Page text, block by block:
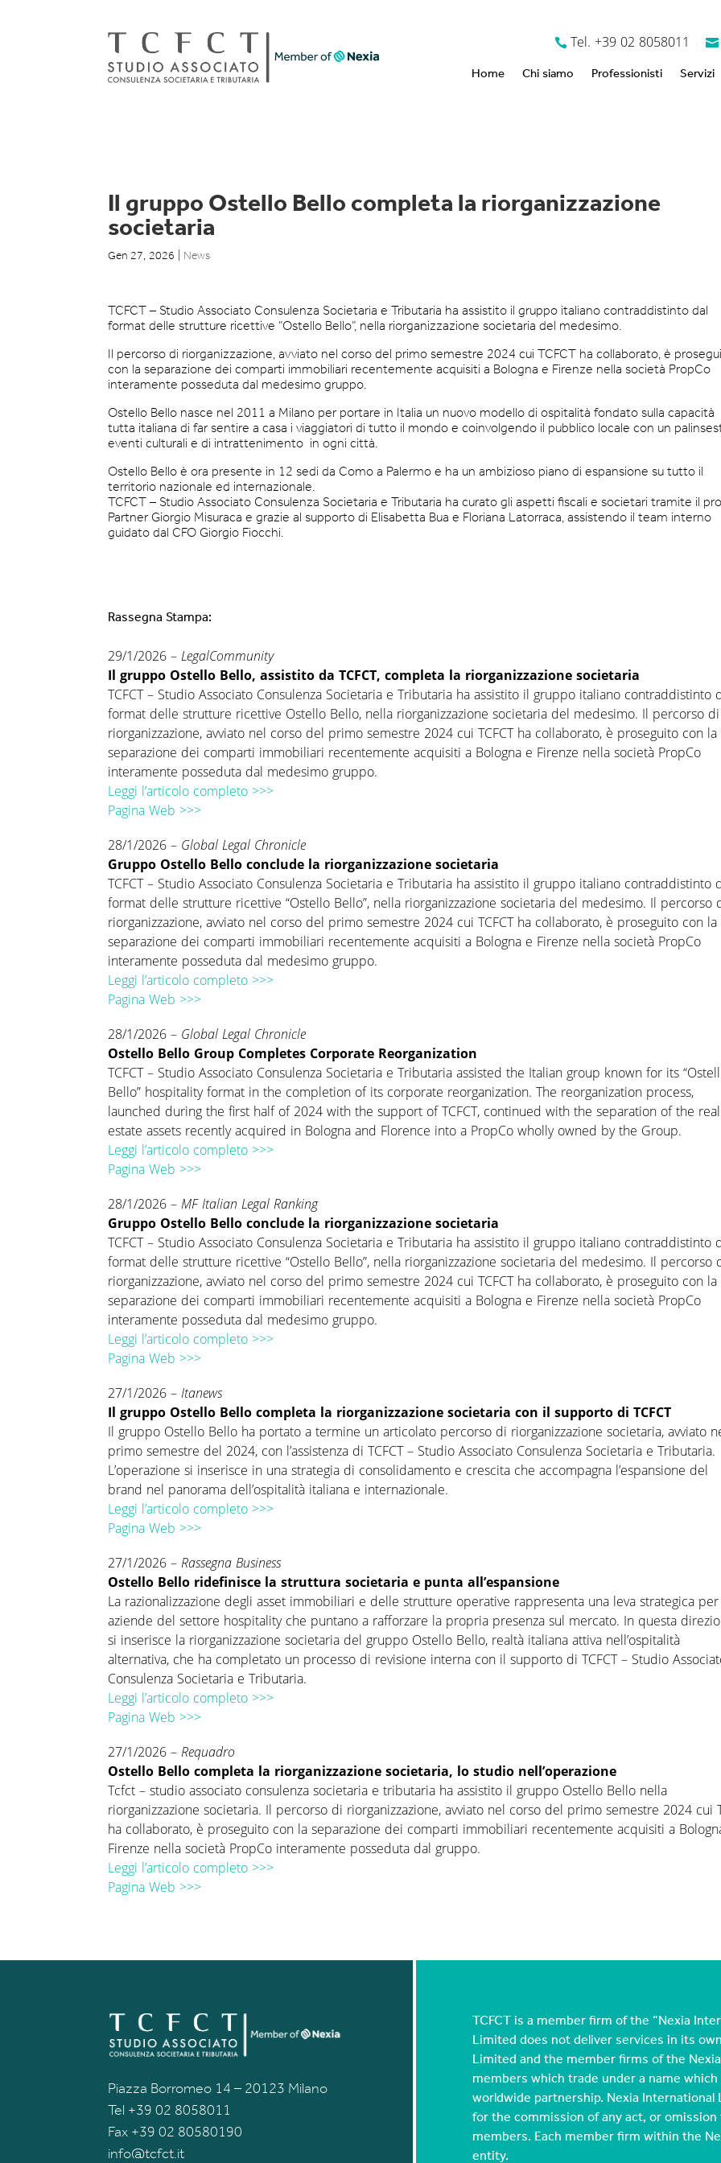
Tel. +39 02 8058011
Home Chi siamo Professionisti Servizi
Il gruppo Ostello Bello completa la riorganizzazione
societaria
Gen 27, 2026 News
TCFCT – Studio Associato Consulenza Societaria e Tributaria ha assistito il gruppo italiano contraddistinto dal
format delle strutture ricettive “Ostello Bello”, nella riorganizzazione societaria del medesimo.
Il percorso di riorganizzazione, avviato nel corso del primo semestre 2024 cui TCFCT ha collaborato, è
con la separazione dei comparti immobiliari recentemente acquisiti a Bologna e Firenze nella società PropCo
interamente posseduta dal medesimo gruppo.
Ostello Bello nasce nel 2011 a Milano per portare in Italia un nuovo modello di ospitalità fondato sulla capacità
tutta italiana di far sentire a casa i viaggiatori di tutto il mondo e coinvolgendo il pubblico locale con un
eventi culturali e di intrattenimento in ogni città.
Ostello Bello è ora presente in 12 sedi da Como a Palermo e ha un ambizioso piano di espansione su tutto il
territorio nazionale ed internazionale.
TCFCT – Studio Associato Consulenza Societaria e Tributaria ha curato gli aspetti fiscali e societari tramite il
Partner Giorgio Misuraca e grazie al supporto di Elisabetta Bua e Floriana Latorraca, assistendo il team interno
guidato dal CFO Giorgio Fiocchi.
Rassegna Stampa:
29/1/2026 –LegalCommunity
Il gruppo Ostello Bello, assistito da TCFCT, completa la riorganizzazione societaria
TCFCT – Studio Associato Consulenza Societaria e Tributaria ha assistito il gruppo italiano contraddistinto
format delle strutture ricettive Ostello Bello, nella riorganizzazione societaria del medesimo. Il percorso di
riorganizzazione, avviato nel corso del primo semestre 2024 cui TCFCT ha collaborato, è proseguito con la
separazione dei comparti immobiliari recentemente acquisiti a Bologna e Firenze nella società PropCo
interamente posseduta dal medesimo gruppo.
Leggi l’articolo completo >>>
Pagina Web >>>
28/1/2026 – Global Legal Chronicle
Gruppo Ostello Bello conclude la riorganizzazione societaria
TCFCT – Studio Associato Consulenza Societaria e Tributaria ha assistito il gruppo italiano contraddistinto
format delle strutture ricettive “Ostello Bello”, nella riorganizzazione societaria del medesimo. Il percorso
riorganizzazione, avviato nel corso del primo semestre 2024 cui TCFCT ha collaborato, è proseguito con la
separazione dei comparti immobiliari recentemente acquisiti a Bologna e Firenze nella società PropCo
interamente posseduta dal medesimo gruppo.
Leggi l’articolo completo >>>
Pagina Web >>>
28/1/2026 – Global Legal Chronicle
Ostello Bello Group Completes Corporate Reorganization
TCFCT – Studio Associato Consulenza Societaria e Tributaria assisted the Italian group known for its
Bello” hospitality format in the completion of its corporate reorganization. The reorganization process,
launched during the first half of 2024 with the support of TCFCT, continued with the separation of the real
estate assets recently acquired in Bologna and Florence into a PropCo wholly owned by the Group.
Leggi l’articolo completo >>>
Pagina Web >>>
28/1/2026 – MF Italian Legal Ranking
Gruppo Ostello Bello conclude la riorganizzazione societaria
TCFCT – Studio Associato Consulenza Societaria e Tributaria ha assistito il gruppo italiano contraddistinto
format delle strutture ricettive “Ostello Bello”, nella riorganizzazione societaria del medesimo. Il percorso
riorganizzazione, avviato nel corso del primo semestre 2024 cui TCFCT ha collaborato, è proseguito con la
separazione dei comparti immobiliari recentemente acquisiti a Bologna e Firenze nella società PropCo
interamente posseduta dal medesimo gruppo.
Leggi l’articolo completo >>>
Pagina Web >>>
27/1/2026 –Itanews
Il gruppo Ostello Bello completa la riorganizzazione societaria con il supporto di TCFCT
Il gruppo Ostello Bello ha portato a termine un articolato percorso di riorganizzazione societaria, avviato
primo semestre del 2024, con l’assistenza di TCFCT – Studio Associato Consulenza Societaria e Tributaria.
L’operazione si inserisce in una strategia di consolidamento e crescita che accompagna l’espansione del
brand nel panorama dell’ospitalità italiana e internazionale.
Leggi l’articolo completo >>>
Pagina Web >>>
27/1/2026 –Rassegna Business
Ostello Bello ridefinisce la struttura societaria e punta all’espansione
La razionalizzazione degli asset immobiliari e delle strutture operative rappresenta una leva strategica
aziende del settore hospitality che puntano a rafforzare la propria presenza sul mercato. In questa
si inserisce la riorganizzazione societaria del gruppo Ostello Bello, realtà italiana attiva nell’ospitalità
alternativa, che ha completato un processo di revisione interna con il supporto di TCFCT – Studio
Consulenza Societaria e Tributaria.
Leggi l’articolo completo >>>
Pagina Web >>>
27/1/2026 –Requadro
Ostello Bello completa la riorganizzazione societaria, lo studio nell’operazione
Tcfct – studio associato consulenza societaria e tributaria ha assistito il gruppo Ostello Bello nella
riorganizzazione societaria. Il percorso di riorganizzazione, avviato nel corso del primo semestre 2024 cui
ha collaborato, è proseguito con la separazione dei comparti immobiliari recentemente acquisiti a
Firenze nella società PropCo interamente posseduta dal gruppo.
Leggi l’articolo completo >>>
Pagina Web >>>
Piazza Borromeo 14 – 20123 Milano
Tel +39 02 8058011
Fax +39 02 80580190
info@tcfct.it
TCFCT is a member firm of the “Nexia
Limited does not deliver services in its
Limited and the member firms of the
members which trade under a name
worldwide partnership. Nexia
for the commission of any act, or
members. Each member firm within the
entity.